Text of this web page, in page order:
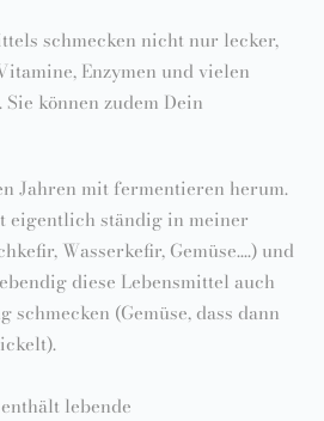
schmecken nicht nur lecker,
Enzymen und vielen
können zudem Dein
Jahren mit fermentieren herum.
eigentlich ständig in meiner
Wasserkefir, Gemüse....) und
diese Lebensmittel auch
schmecken (Gemüse, dass dann
lebende